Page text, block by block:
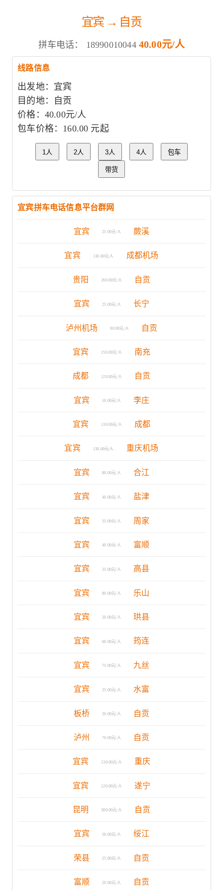
宜宾 → 自贡
拼车电话： 18990010044 40.00元/人
线路信息
出发地：宜宾
目的地：自贡
价格：40.00元/人
包车价格：160.00 元起
1人 2人 3人 4人 包车
带货
宜宾拼车电话信息平台群网
宜宾 25.00元/人 蕨溪
宜宾 130.00元/人 成都机场
贵阳 260.00元/人 自贡
宜宾 25.00元/人 长宁
泸州机场 90.00元/人 自贡
宜宾 150.00元/人 南充
成都 120.00元/人 自贡
宜宾 10.00元/人 李庄
宜宾 130.00元/人 成都
宜宾 130.00元/人 重庆机场
宜宾 80.00元/人 合江
宜宾 40.00元/人 盐津
宜宾 55.00元/人 周家
宜宾 40.00元/人 富顺
宜宾 25.00元/人 高县
宜宾 80.00元/人 乐山
宜宾 20.00元/人 珙县
宜宾 60.00元/人 筠连
宜宾 75.00元/人 九丝
宜宾 25.00元/人 水富
板桥 20.00元/人 自贡
泸州 70.00元/人 自贡
宜宾 130.00元/人 重庆
宜宾 120.00元/人 遂宁
昆明 380.00元/人 自贡
宜宾 50.00元/人 绥江
荣县 25.00元/人 自贡
富顺 20.00元/人 自贡